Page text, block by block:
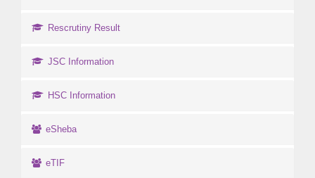
Rescrutiny Result
JSC Information
HSC Information
eSheba
eTIF